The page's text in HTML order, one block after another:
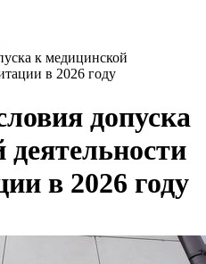
к медицинской
в 2026 году
допуска
в 2026 году